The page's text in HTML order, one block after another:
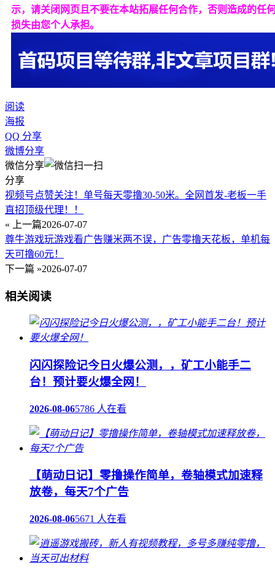
示，请关闭网页且不要在本站拓展任何合作，否则造成的任
损失由您个人承担。
阅读
海报
QQ 分享
微博分享
微信分享
分享
视频号点赞关注！单号每天零撸30-50米。全网首发-老板一手
直招顶级代理！！
« 上一篇2026-07-07
尊牛游戏玩游戏看广告赚米两不误，广告零撸天花板，单机每
天可撸60元！
下一篇 »2026-07-07
相关阅读
闪闪探险记今日火爆公测，，矿工小能手二
台！预计要火爆全网！
2026-08-065786 人在看
【萌动日记】零撸操作简单，卷轴模式加速释
放卷，每天7个广告
2026-08-065671 人在看